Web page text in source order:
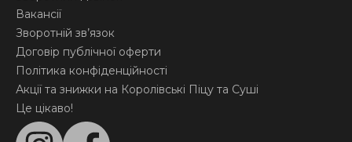
Вакансії
Зворотній зв’язок
Договір публічної оферти
Політика конфіденційності
Акції та знижки на Королівські Піцу та Суші
Це цікаво!